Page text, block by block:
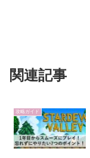
関連記事
攻略ガイド